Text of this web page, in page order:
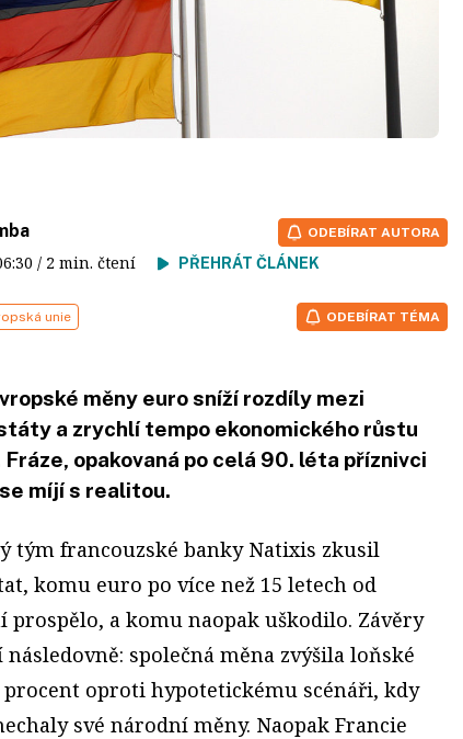
/ 2 min. čtení PŘEHRÁT ČLÁNEK
ODEBÍRAT AUTORA
unie ODEBÍRAT TÉMA
měny euro sníží rozdíly mezi
a zrychlí tempo ekonomického růstu
opakovaná po celá 90. léta příznivci
míjí s realitou.
tým francouzské banky Natixis zkusil
komu euro po více než 15 letech od
prospělo, a komu naopak uškodilo. Závěry
následovně: společná měna zvýšila loňské
procent oproti hypotetickému scénáři, kdy
své národní měny. Naopak Francie